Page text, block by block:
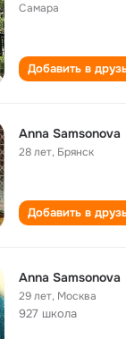
Самара
Добавить в
Anna Samsonova
28 лет, Брянск
Добавить в
Anna Samsonova
29 лет, Москва
927 школа